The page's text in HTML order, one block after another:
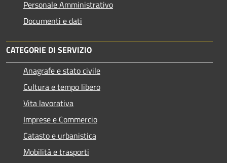
Personale Amministrativo
Documenti e dati
CATEGORIE DI SERVIZIO
Anagrafe e stato civile
Cultura e tempo libero
Vita lavorativa
Imprese e Commercio
Catasto e urbanistica
Mobilità e trasporti